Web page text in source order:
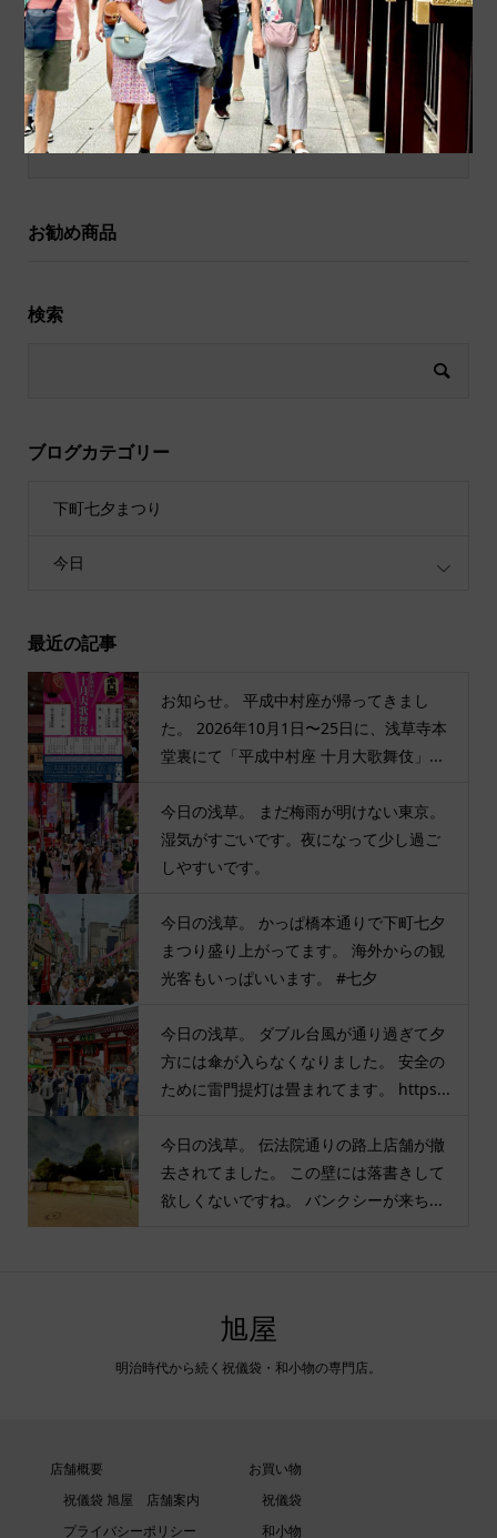
ポチ袋
和小物
祝儀袋
お勧め商品
検索
ブログカテゴリー
下町七夕まつり
今日
最近の記事
お知らせ。 平成中村座が帰ってきまし
た。 2026年10月1日〜25日に、浅草寺本
堂裏にて「平成中村座 十月大歌舞伎」...
今日の浅草。 まだ梅雨が明けない東京。
湿気がすごいです。夜になって少し過ご
しやすいです。
今日の浅草。 かっぱ橋本通りで下町七夕
まつり盛り上がってます。 海外からの観
光客もいっぱいいます。 #七夕
今日の浅草。 ダブル台風が通り過ぎて夕
方には傘が入らなくなりました。 安全の
ために雷門提灯は畳まれてます。 https...
今日の浅草。 伝法院通りの路上店舗が撤
去されてました。 この壁には落書きして
欲しくないですね。 バンクシーが来ち...
旭屋
明治時代から続く祝儀袋・和小物の専門店。
店舗概要
祝儀袋 旭屋 店舗案内
プライバシーポリシー
お買い物
祝儀袋
和小物